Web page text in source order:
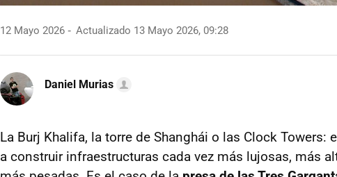
12 Mayo 2026 Actualizado 13 Mayo 2026, 09:28
Daniel Murias
La Burj Khalifa, la torre de Shanghái o las Clock Towers:
a construir infraestructuras cada vez más lujosas, más